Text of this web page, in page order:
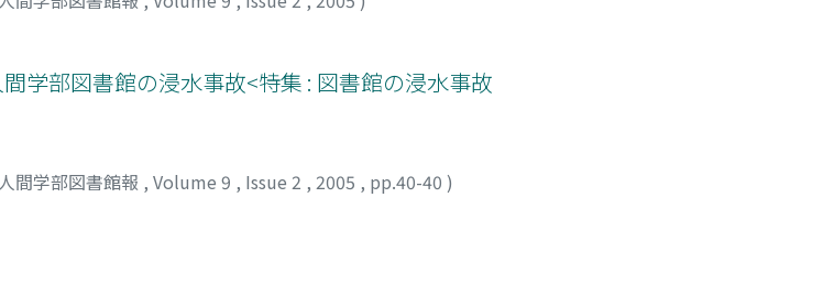
学部図書館の浸水事故<特集 : 図書館の浸水事故
間学部図書館報 , Volume 9 , Issue 2 , 2005 , pp.40-40 )